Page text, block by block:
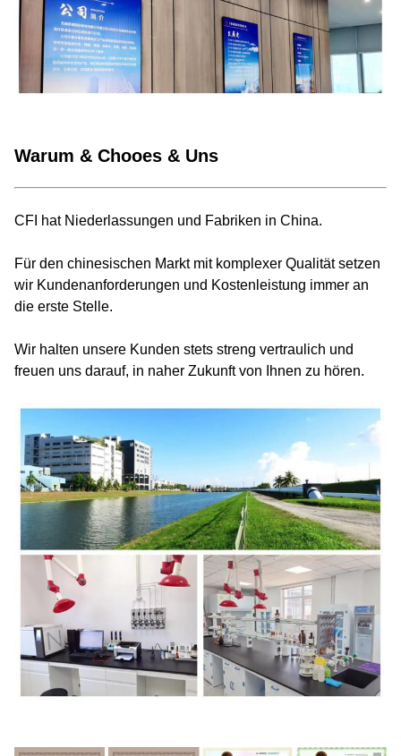
Warum & Chooes & Uns
CFI hat Niederlassungen und Fabriken in China.
Für den chinesischen Markt mit komplexer Qualität setzen
wir Kundenanforderungen und Kostenleistung immer an
die erste Stelle.
Wir halten unsere Kunden stets streng vertraulich und
freuen uns darauf, in naher Zukunft von Ihnen zu hören.